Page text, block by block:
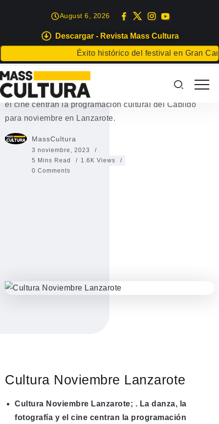
Descargar - Revista Mass Cultura
Éxito histórico del festival en Gran Canaria
August 6, 2026
EVENTOS
Cultura Noviembre Lanzarote
Cultura Noviembre Lanzarote. La danza, la fotografía y
el cine centran la programación cultural del Cabildo
para noviembre en Lanzarote.
MassCultura
3 noviembre, 2023
5 Mins Read
1.6K Views
0 Comments
Cultura Noviembre Lanzarote
Cultura Noviembre Lanzarote; . La danza, la
fotografía y el cine centran la programación